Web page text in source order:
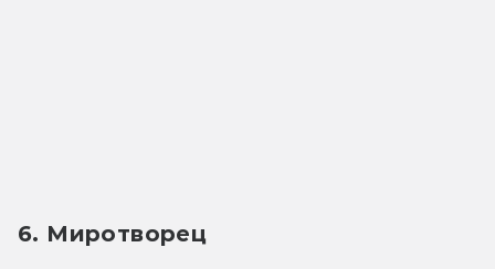
6. Миротворец